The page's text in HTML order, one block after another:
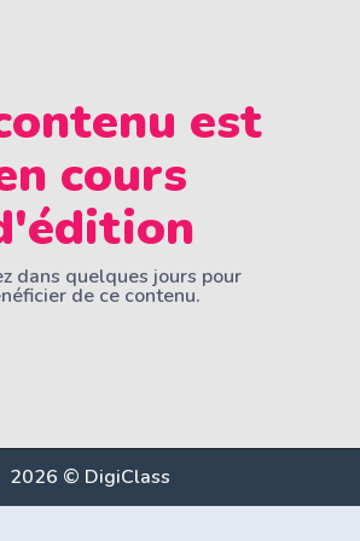
est
cours
dans quelques jours pour
de ce contenu.
2026 © DigiClass